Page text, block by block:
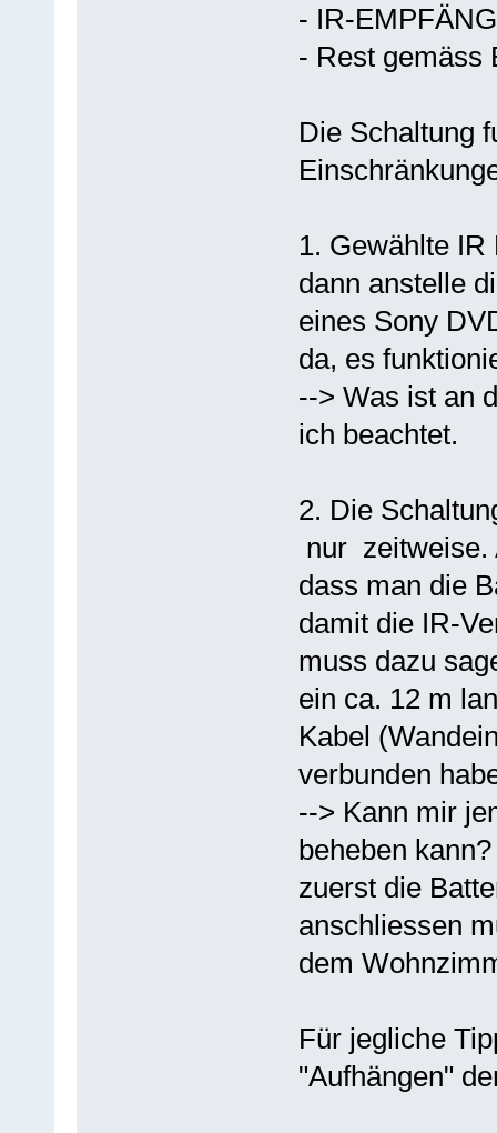
- IR-
- Rest gemäss
Die Schaltung
1. Gewählte
dann anstelle
eines Sony
da, es
--> Was ist an
ich beachtet.
2. Die
nur zeitweise.
dass man die
damit die IR-
muss dazu
ein ca. 12 m
Kabel
verbunden
--> Kann mir
beheben
zuerst die
anschliessen
dem
Für jegliche
"Aufhängen"